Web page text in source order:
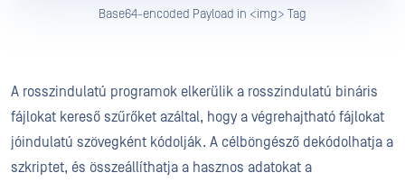
Base64-encoded Payload in <img> Tag
A rosszindulatú programok elkerülik a rosszindulatú bináris
fájlokat kereső szűrőket azáltal, hogy a végrehajtható fájlokat
jóindulatú szövegként kódolják. A célböngésző dekódolhatja a
szkriptet, és összeállíthatja a hasznos adatokat a